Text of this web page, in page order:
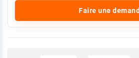
Faire une